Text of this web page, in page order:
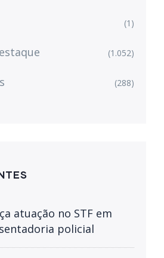
(1)
(1.052)
(288)
atuação no STF em
policial